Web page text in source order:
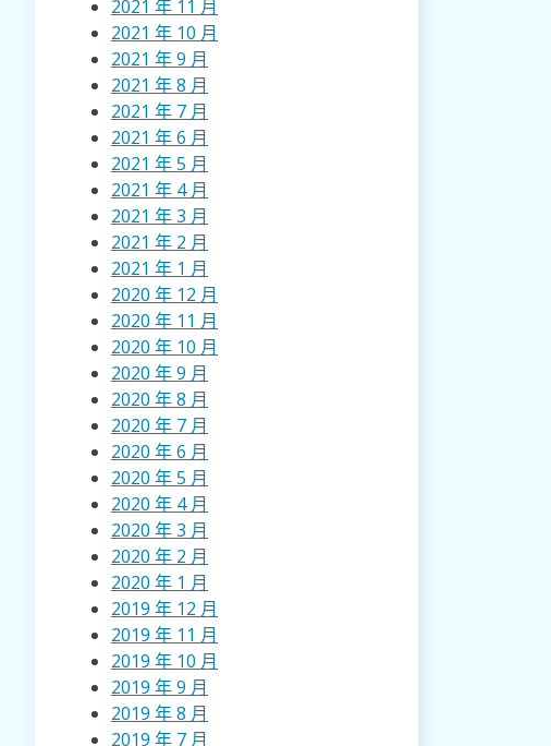
2021 年 11 月
2021 年 10 月
2021 年 9 月
2021 年 8 月
2021 年 7 月
2021 年 6 月
2021 年 5 月
2021 年 4 月
2021 年 3 月
2021 年 2 月
2021 年 1 月
2020 年 12 月
2020 年 11 月
2020 年 10 月
2020 年 9 月
2020 年 8 月
2020 年 7 月
2020 年 6 月
2020 年 5 月
2020 年 4 月
2020 年 3 月
2020 年 2 月
2020 年 1 月
2019 年 12 月
2019 年 11 月
2019 年 10 月
2019 年 9 月
2019 年 8 月
2019 年 7 月